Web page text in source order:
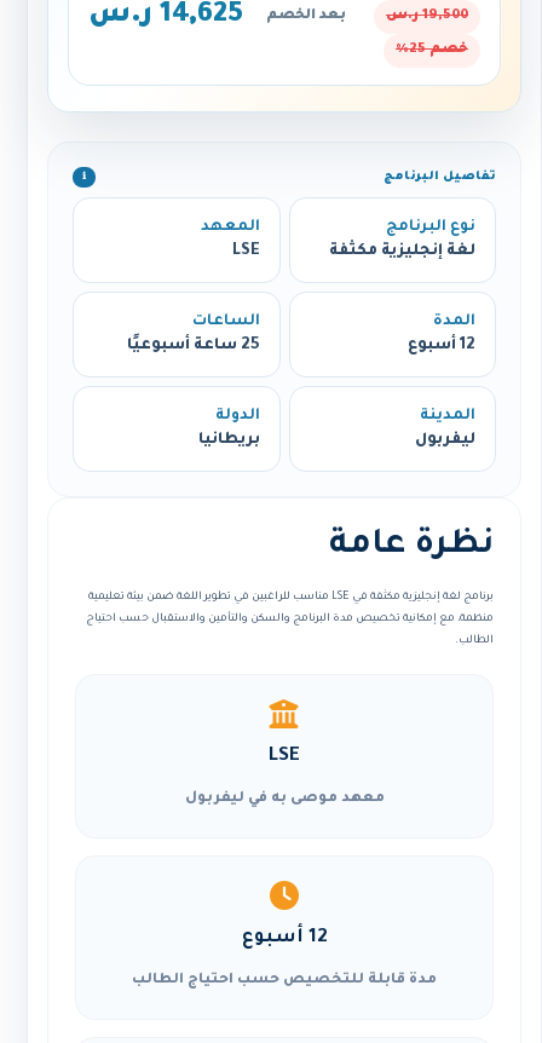
19,500 ر.س بعد الخصم 14,625 ر.س
خصم 25%
تفاصيل البرنامج ℹ️
نوع البرنامج
لغة إنجليزية مكثفة
المعهد
LSE
المدة
12 أسبوع
الساعات
25 ساعة أسبوعيًا
المدينة
ليفربول
الدولة
بريطانيا
نظرة عامة
برنامج لغة إنجليزية مكثفة في LSE مناسب للراغبين في تطوير اللغة ضمن بيئة تعليمية
منظمة، مع إمكانية تخصيص مدة البرنامج والسكن والتأمين والاستقبال حسب احتياج
الطالب.
LSE
معهد موصى به في ليفربول
12 أسبوع
مدة قابلة للتخصيص حسب احتياج الطالب